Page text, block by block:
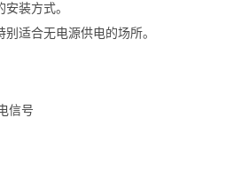
装方式。
适合无电源供电的场所。
信号